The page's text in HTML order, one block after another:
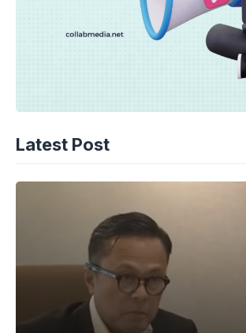
Latest Post